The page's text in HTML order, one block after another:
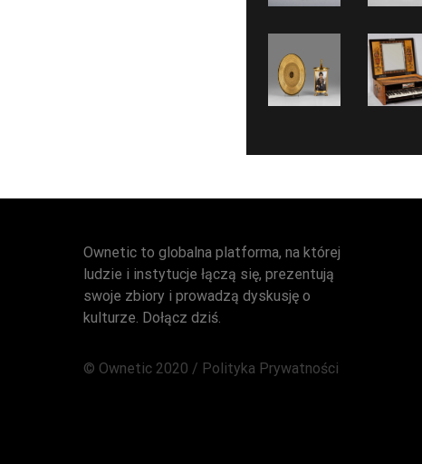
Ownetic to globalna platforma, na której
ludzie i instytucje łączą się, prezentują
swoje zbiory i prowadzą dyskusję o
kulturze. Dołącz dziś.
© Ownetic 2020 / Polityka Prywatności